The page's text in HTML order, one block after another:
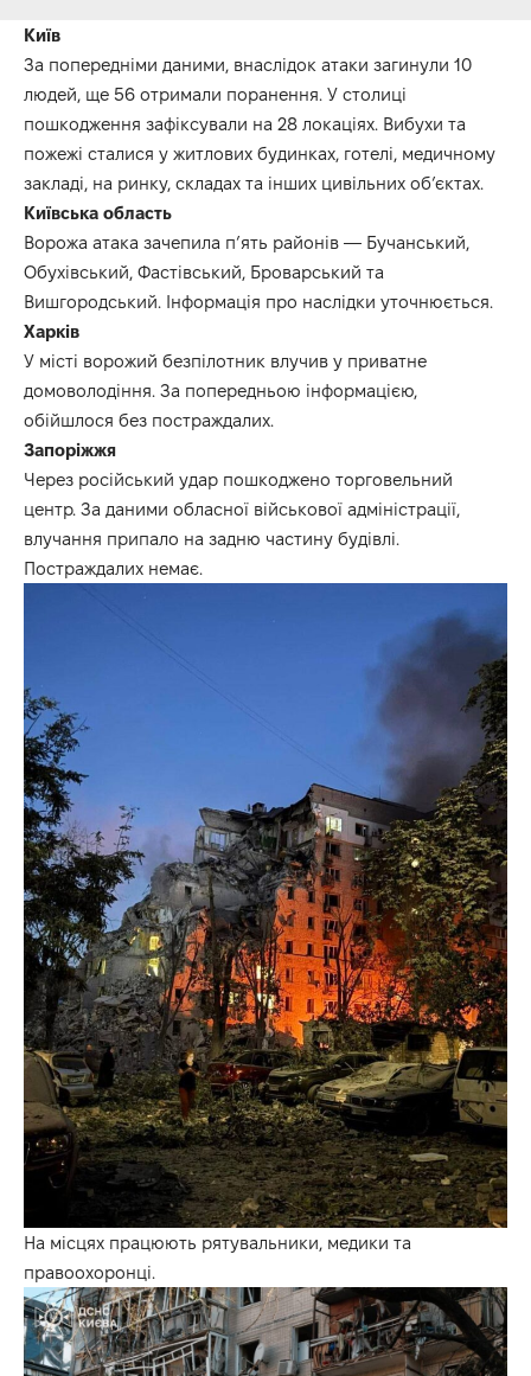
Київ
За попередніми даними, внаслідок атаки загинули 10
людей, ще 56 отримали поранення. У столиці
пошкодження зафіксували на 28 локаціях. Вибухи та
пожежі сталися у житлових будинках, готелі, медичному
закладі, на ринку, складах та інших цивільних об’єктах.
Київська область
Ворожа атака зачепила п’ять районів — Бучанський,
Обухівський, Фастівський, Броварський та
Вишгородський. Інформація про наслідки уточнюється.
Харків
У місті ворожий безпілотник влучив у приватне
домоволодіння. За попередньою інформацією,
обійшлося без постраждалих.
Запоріжжя
Через російський удар пошкоджено торговельний
центр. За даними обласної військової адміністрації,
влучання припало на задню частину будівлі.
Постраждалих немає.
На місцях працюють рятувальники, медики та
правоохоронці.